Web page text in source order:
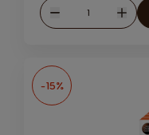
Verlagen
Hoeveelheid
-15%